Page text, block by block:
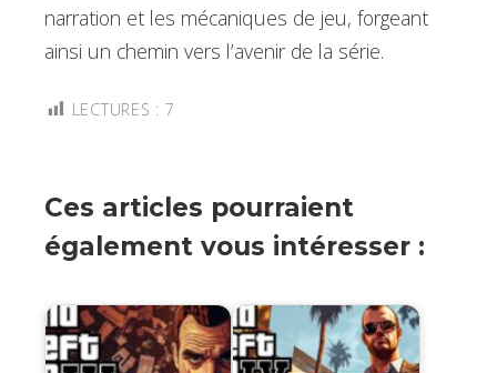
narration et les mécaniques de jeu, forgeant
ainsi un chemin vers l’avenir de la série.
LECTURES : 7
Ces articles pourraient
également vous intéresser :